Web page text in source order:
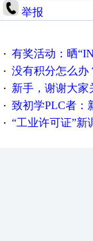
举报
· 有奖活动：晒
· 没有积分怎么办
· 新手，谢谢大家
· 致初学PLC者：新人
· “工业许可证”新调整：水文仪